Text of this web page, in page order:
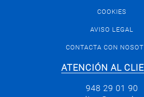
COOKIES
AVISO LEGAL
CONTACTA CON
ATENCIÓN AL
948 29 01 90